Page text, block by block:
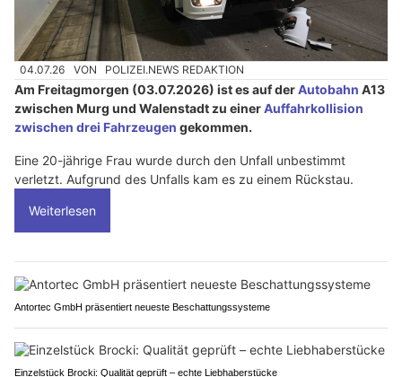
04.07.26 VON POLIZEI.NEWS REDAKTION
Am Freitagmorgen (03.07.2026) ist es auf derAutobahn A13
zwischen Murg und Walenstadt zu einerAuffahrkollision
zwischen drei Fahrzeugen gekommen.
Eine 20-jährige Frau wurde durch den Unfall unbestimmt
verletzt. Aufgrund des Unfalls kam es zu einem Rückstau.
Weiterlesen
Antortec GmbH präsentiert neueste Beschattungssysteme
Einzelstück Brocki: Qualität geprüft – echte Liebhaberstücke